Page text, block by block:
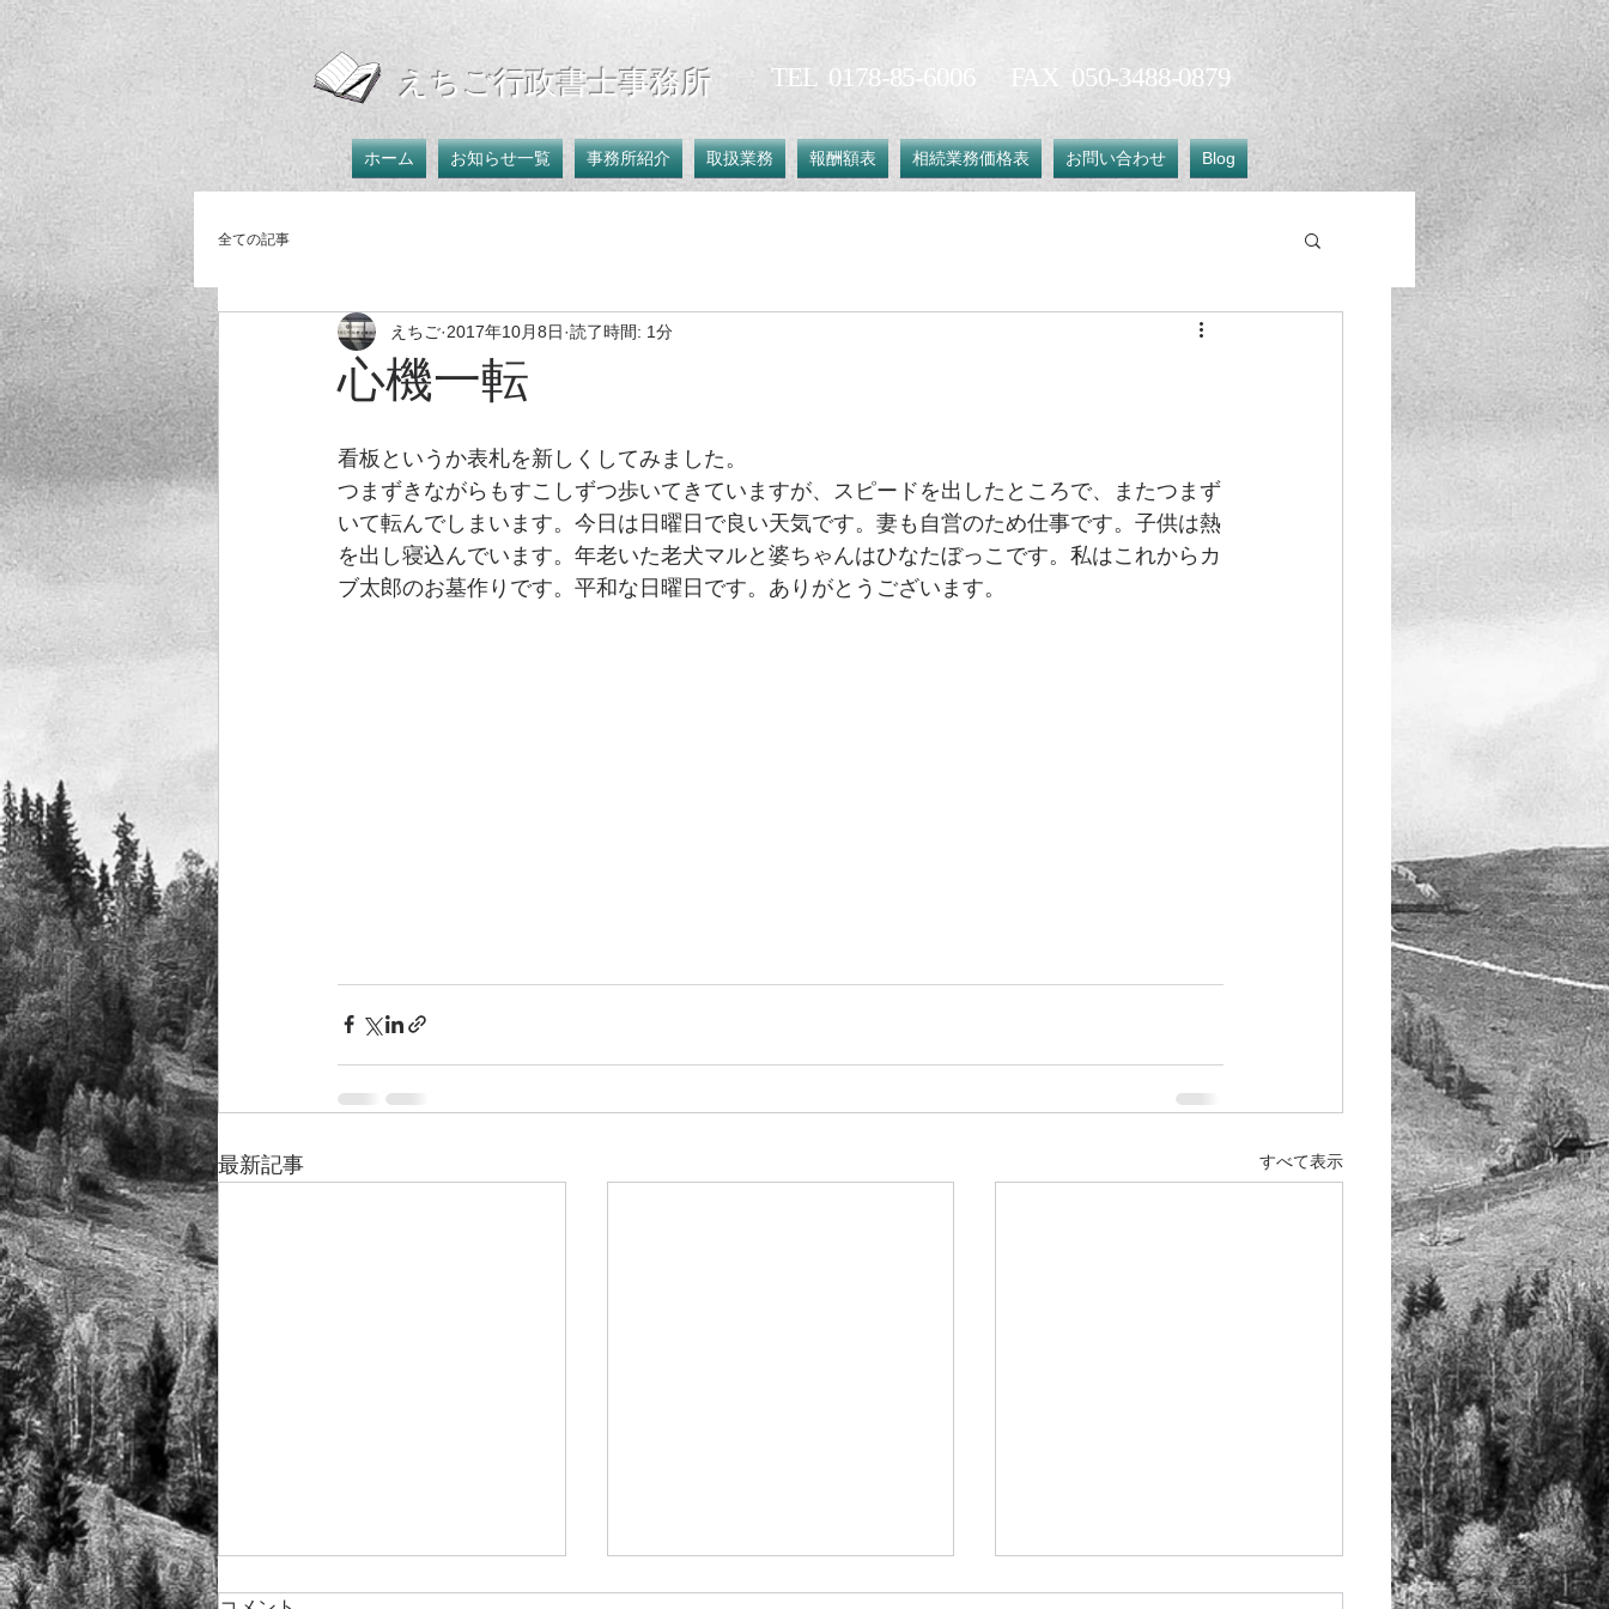
えちご行政書士事務所 ​TEL 0178-85-6006 FAX 050-3488-0879​
ホーム お知らせ一覧 事務所紹介 取扱業務 報酬額表 相続業務価格表 お問い合わせ Blog
全ての記事
心機一転
えちご 2017年10月8日 読了時間: 1分
看板というか表札を新しくしてみました。
つまずきながらもすこしずつ歩いてきていますが、スピードを出したところで、またつまず
いて転んでしまいます。今日は日曜日で良い天気です。妻も自営のため仕事です。子供は熱
を出し寝込んでいます。年老いた老犬マルと婆ちゃんはひなたぼっこです。私はこれからカ
ブ太郎のお墓作りです。平和な日曜日です。ありがとうございます。
最新記事 すべて表示